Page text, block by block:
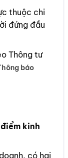
thuộc chi
đứng đầu
Thông tư
báo
kinh
có hai